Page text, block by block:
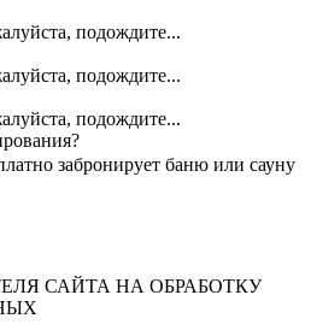
подождите...
подождите...
подождите...
забронирует баню или сауну
САЙТА НА ОБРАБОТКУ